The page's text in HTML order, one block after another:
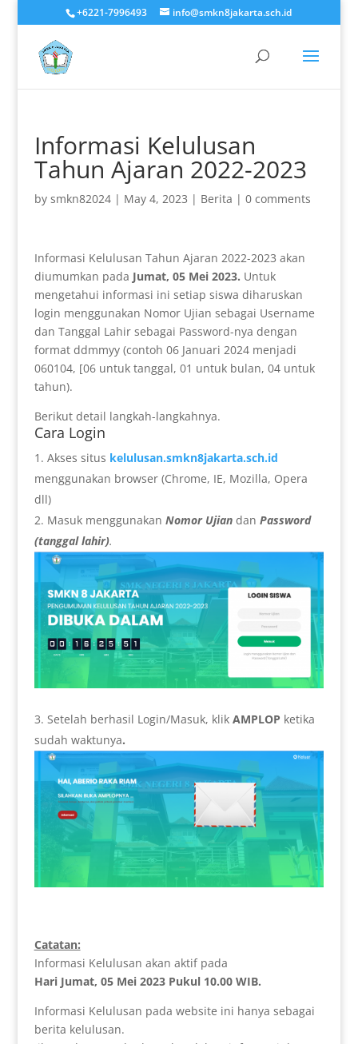
+6221-7996493 info@smkn8jakarta.sch.id
Informasi Kelulusan
Tahun Ajaran 2022-2023
by smkn82024| May 4, 2023 | Berita | 0 comments
Informasi Kelulusan Tahun Ajaran 2022-2023 akan
diumumkan pada Jumat, 05 Mei 2023. Untuk
mengetahui informasi ini setiap siswa diharuskan
login menggunakan Nomor Ujian sebagai Username
dan Tanggal Lahir sebagai Password-nya dengan
format ddmmyy (contoh 06 Januari 2024 menjadi
060104, [06 untuk tanggal, 01 untuk bulan, 04 untuk
tahun).
Berikut detail langkah-langkahnya.
Cara Login
Akses situs kelulusan.smkn8jakarta.sch.id
menggunakan browser (Chrome, IE, Mozilla, Opera
dll)
Masuk menggunakan Nomor Ujian dan Password
(tanggal lahir).
Setelah berhasil Login/Masuk, klik AMPLOP ketika
sudah waktunya.
Catatan:
Informasi Kelulusan akan aktif pada
Hari Jumat, 05 Mei 2023 Pukul 10.00 WIB.
Informasi Kelulusan pada website ini hanya sebagai
berita kelulusan.